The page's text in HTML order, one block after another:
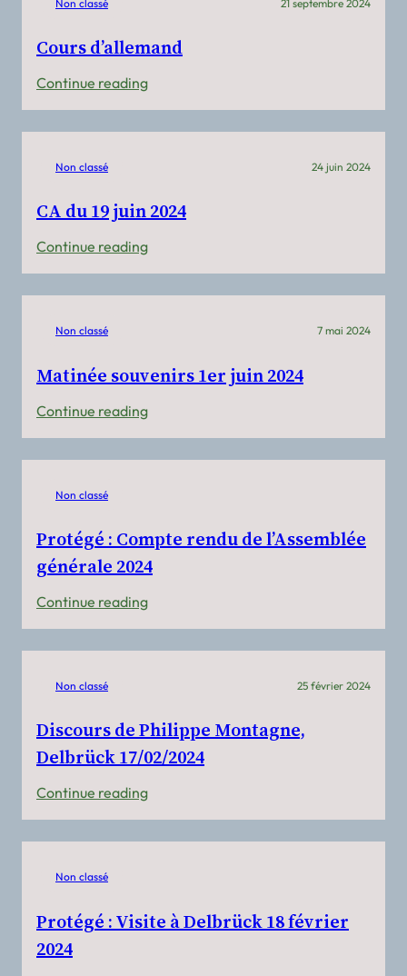
Düren
Non classé 21 septembre 2024
Cours d’allemand
Continue reading:
Cours
d’allemand
Non classé 24 juin 2024
CA du 19 juin 2024
Continue reading:
CA
du
2024
Non classé 7 mai 2024
Matinée souvenirs 1er juin 2024
Continue reading:
Matinée
souvenirs
2024
Non classé
Protégé : Compte rendu de l’Assemblée
générale 2024
Continue reading:
Protégé :
Compte
l’Assemblée
générale
Non classé 25 février 2024
Discours de Philippe Montagne,
Delbrück 17/02/2024
Continue reading:
Discours
de
Delbrück
Non classé
Protégé : Visite à Delbrück 18 février
2024